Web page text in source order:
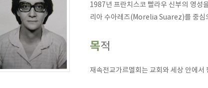
1987년 프란치스코 빨라우 신부의 영성
리아 수아레즈(Morelia Suarez)를 중심
목적
재속전교가르멜회는 교회와 세상 안에서